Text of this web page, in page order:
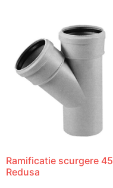
Ramificatie scurgere 45
Redusa